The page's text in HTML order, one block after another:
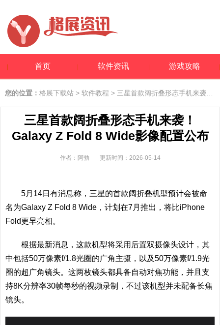
首页 软件资讯 游戏攻略
您的位置： 格展下载站 > 软件教程 > 三星首款阔折叠形态手机来袭！Galaxy Z Fold 8 Wide影像配置公布
三星首款阔折叠形态手机来袭！
Galaxy Z Fold 8 Wide影像配置公布
作者：阿勃 更新时间：2026-05-14
5月14日有消息称，三星的首款阔折叠机型预计会被命
名为Galaxy Z Fold 8 Wide，计划在7月推出，将比iPhone
Fold更早亮相。
根据最新消息，这款机型将采用后置双摄像头设计，其
中包括50万像素f/1.8光圈的广角主摄，以及50万像素f/1.9光
圈的超广角镜头。这两枚镜头都具备自动对焦功能，并且支
持8K分辨率30帧每秒的视频录制，不过该机型并未配备长焦
镜头。